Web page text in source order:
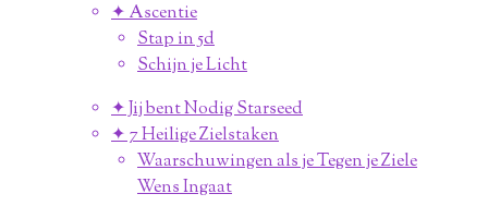
✦ Ascentie
Stap in 5d
Schijn je Licht
✦ Jij bent Nodig Starseed
✦ 7 Heilige Zielstaken
Waarschuwingen als je Tegen je Ziele
Wens Ingaat